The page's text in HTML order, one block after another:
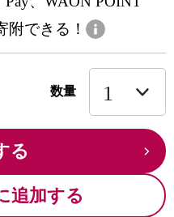
附できる！
数量
る
追加する